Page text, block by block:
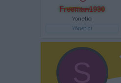
Freeman1930
Yönetici
Yönetici
S